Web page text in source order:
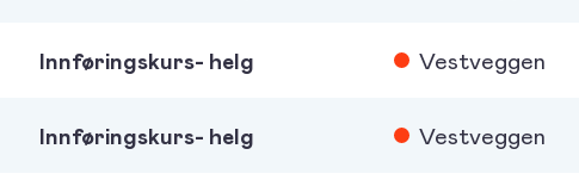
Innføringskurs- helg Vestveggen
Innføringskurs- helg Vestveggen